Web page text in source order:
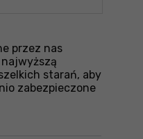
przez nas
najwyższą
starań, aby
zabezpieczone